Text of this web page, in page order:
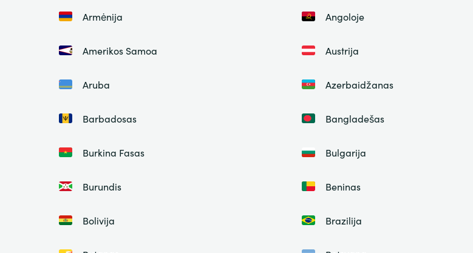
Armėnija Angoloje
Amerikos Samoa Austrija
Aruba Azerbaidžanas
Barbadosas Bangladešas
Burkina Fasas Bulgarija
Burundis Beninas
Bolivija Brazilija